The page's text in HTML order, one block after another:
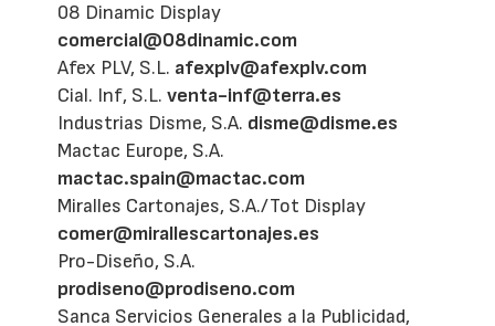
08 Dinamic Display
comercial@08dinamic.com
Afex PLV, S.L. afexplv@afexplv.com
Cial. Inf, S.L.venta-inf@terra.es
Industrias Disme, S.A. disme@disme.es
Mactac Europe, S.A.
mactac.spain@mactac.com
Miralles Cartonajes, S.A./Tot Display
comer@mirallescartonajes.es
Pro-Diseño, S.A.
prodiseno@prodiseno.com
Sanca Servicios Generales a la Publicidad,